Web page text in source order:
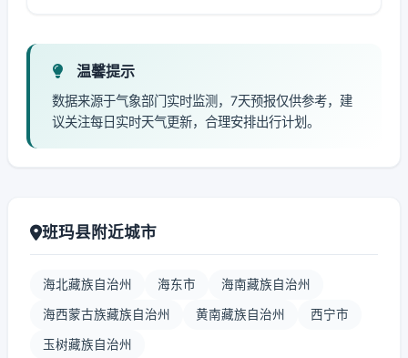
温馨提示
数据来源于气象部门实时监测，7天预报仅供参考，建
议关注每日实时天气更新，合理安排出行计划。
班玛县附近城市
海北藏族自治州 海东市 海南藏族自治州
海西蒙古族藏族自治州 黄南藏族自治州 西宁市
玉树藏族自治州